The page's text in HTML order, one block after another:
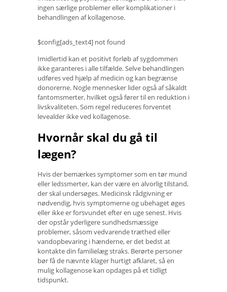
ingen særlige problemer eller komplikationer i
behandlingen af ​​kollagenose.
$config[ads_text4] not found
Imidlertid kan et positivt forløb af sygdommen
ikke garanteres i alle tilfælde. Selve behandlingen
udføres ved hjælp af medicin og kan begrænse
donorerne. Nogle mennesker lider også af såkaldt
fantomsmerter, hvilket også fører til en reduktion i
livskvaliteten. Som regel reduceres forventet
levealder ikke ved kollagenose.
Hvornår skal du gå til
lægen?
Hvis der bemærkes symptomer som en tør mund
eller ledssmerter, kan der være en alvorlig tilstand,
der skal undersøges. Medicinsk rådgivning er
nødvendig, hvis symptomerne og ubehaget øges
eller ikke er forsvundet efter en uge senest. Hvis
der opstår yderligere sundhedsmæssige
problemer, såsom vedvarende træthed eller
vandopbevaring i hænderne, er det bedst at
kontakte din familielæg straks. Berørte personer
bør få de nævnte klager hurtigt afklaret, så en
mulig kollagenose kan opdages på et tidligt
tidspunkt.